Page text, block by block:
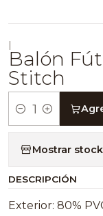
|
Balón
Stitch
Cantidad
Mostrar
DESCRIPCIÓN
Exterior: 80%